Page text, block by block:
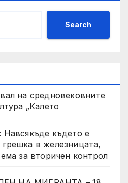
Search
на средновековните
„Калето
където е
в железницата,
за вторичен контрол